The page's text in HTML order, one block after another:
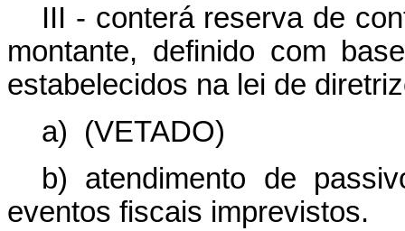
III - conterá reserva de
montante, definido com
estabelecidos na lei de
a)
(VETADO)
b) atendimento de
eventos fiscais imprevistos.